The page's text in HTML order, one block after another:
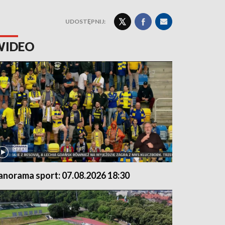
UDOSTĘPNIJ:
sport: 07.08.2026 18:30